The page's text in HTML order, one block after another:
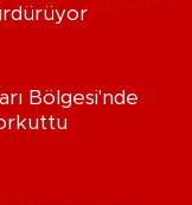
Bölgesi'nde